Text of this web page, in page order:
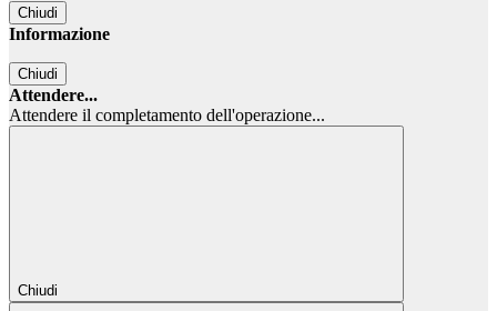
Chiudi
Informazione
Chiudi
Attendere...
Attendere il completamento dell'operazione...
Chiudi